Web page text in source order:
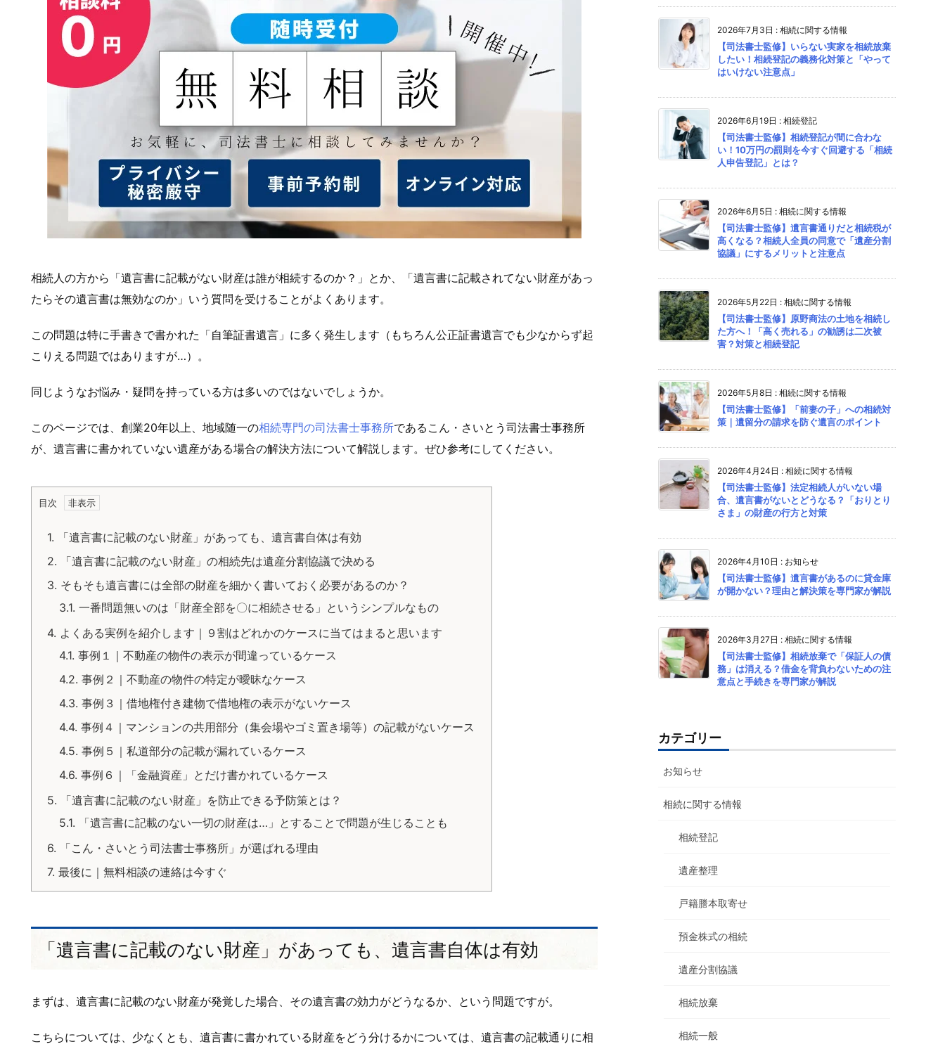
相続人の方から「遺言書に記載がない財産は誰が相続するのか？」とか、「遺言書に記載されてない財産があっ
たらその遺言書は無効なのか」いう質問を受けることがよくあります。
この問題は特に手書きで書かれた「自筆証書遺言」に多く発生します（もちろん公正証書遺言でも少なからず起
こりえる問題ではありますが…）。
同じようなお悩み・疑問を持っている方は多いのではないでしょうか。
このページでは、創業20年以上、地域随一の相続専門の司法書士事務所であるこん・さいとう司法書士事務所
が、遺言書に書かれていない遺産がある場合の解決方法について解説します。ぜひ参考にしてください。
目次
1. 「遺言書に記載のない財産」があっても、遺言書自体は有効
2. 「遺言書に記載のない財産」の相続先は遺産分割協議で決める
3. そもそも遺言書には全部の財産を細かく書いておく必要があるのか？
3.1. 一番問題無いのは「財産全部を〇に相続させる」というシンプルなもの
4. よくある実例を紹介します｜９割はどれかのケースに当てはまると思います
4.1. 事例１｜不動産の物件の表示が間違っているケース
4.2. 事例２｜不動産の物件の特定が曖昧なケース
4.3. 事例３｜借地権付き建物で借地権の表示がないケース
4.4. 事例４｜マンションの共用部分（集会場やゴミ置き場等）の記載がないケース
4.5. 事例５｜私道部分の記載が漏れているケース
4.6. 事例６｜「金融資産」とだけ書かれているケース
5. 「遺言書に記載のない財産」を防止できる予防策とは？
5.1. 「遺言書に記載のない一切の財産は…」とすることで問題が生じることも
6. 「こん・さいとう司法書士事務所」が選ばれる理由
7. 最後に｜無料相談の連絡は今すぐ
「遺言書に記載のない財産」があっても、遺言書自体は有効
まずは、遺言書に記載のない財産が発覚した場合、その遺言書の効力がどうなるか、という問題ですが。
こちらについては、少なくとも、遺言書に書かれている財産をどう分けるかについては、遺言書の記載通りに相
2026年7月3日 : 相続に関する情報
【司法書士監修】いらない実家を相続放棄
したい！相続登記の義務化対策と「やって
はいけない注意点」
2026年6月19日 : 相続登記
【司法書士監修】相続登記が間に合わな
い！10万円の罰則を今すぐ回避する「相続
人申告登記」とは？
2026年6月5日 : 相続に関する情報
【司法書士監修】遺言書通りだと相続税が
高くなる？相続人全員の同意で「遺産分割
協議」にするメリットと注意点
2026年5月22日 : 相続に関する情報
【司法書士監修】原野商法の土地を相続し
た方へ！「高く売れる」の勧誘は二次被
害？対策と相続登記
2026年5月8日 : 相続に関する情報
【司法書士監修】「前妻の子」への相続対
策｜遺留分の請求を防ぐ遺言のポイント
2026年4月24日 : 相続に関する情報
【司法書士監修】法定相続人がいない場
合、遺言書がないとどうなる？「おりとり
さま」の財産の行方と対策
2026年4月10日 : お知らせ
【司法書士監修】遺言書があるのに貸金庫
が開かない？理由と解決策を専門家が解説
2026年3月27日 : 相続に関する情報
【司法書士監修】相続放棄で「保証人の債
務」は消える？借金を背負わないための注
意点と手続きを専門家が解説
カテゴリー
お知らせ
相続に関する情報
相続登記
遺産整理
戸籍謄本取寄せ
預金株式の相続
遺産分割協議
相続放棄
相続一般